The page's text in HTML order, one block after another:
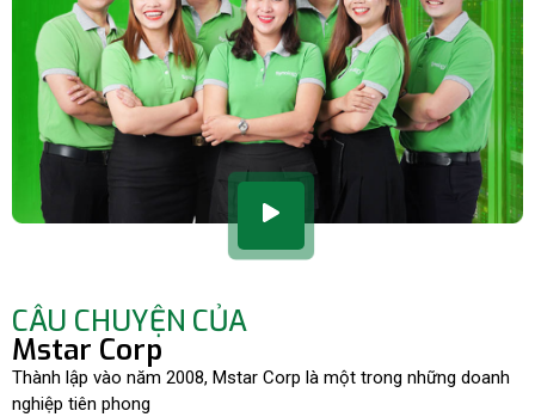
CÂU CHUYỆN CỦA
Mstar Corp
Thành lập vào năm 2008, Mstar Corp là một trong những doanh
nghiệp tiên phong